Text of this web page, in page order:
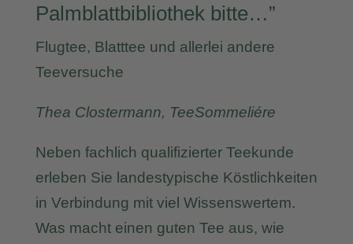
Palmblattbibliothek bitte…”
Flugtee, Blatttee und allerlei andere
Teeversuche
Thea Clostermann, TeeSommeliére
Neben fachlich qualifizierter Teekunde
erleben Sie landestypische Köstlichkeiten
in Verbindung mit viel Wissenswertem.
Was macht einen guten Tee aus, wie